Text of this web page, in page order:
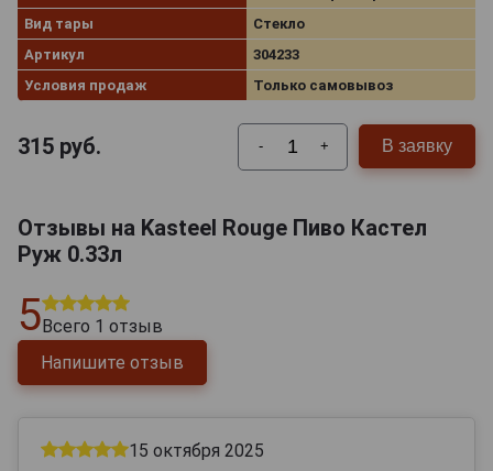
Вид тары
Стекло
Артикул
304233
Условия продаж
Только самовывоз
315 руб. - + В заявку
Отзывы на Kasteel Rouge Пиво Кастел
Руж 0.33л
5Всего 1 отзыв
Напишите отзыв
15 октября 2025